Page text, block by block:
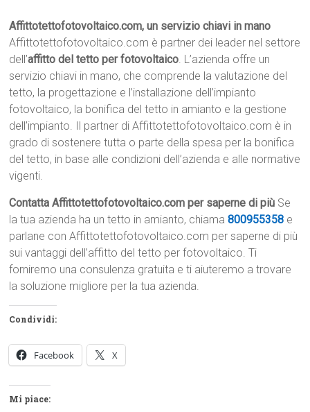
Affittotettofotovoltaico.com, un servizio chiavi in mano
Affittotettofotovoltaico.com è partner dei leader nel settore
dell’affitto del tetto per fotovoltaico. L’azienda offre un
servizio chiavi in mano, che comprende la valutazione del
tetto, la progettazione e l’installazione dell’impianto
fotovoltaico, la bonifica del tetto in amianto e la gestione
dell’impianto. Il partner di Affittotettofotovoltaico.com è in
grado di sostenere tutta o parte della spesa per la bonifica
del tetto, in base alle condizioni dell’azienda e alle normative
vigenti.
Contatta Affittotettofotovoltaico.com per saperne di più Se
la tua azienda ha un tetto in amianto, chiama800955358 e
parlane con Affittotettofotovoltaico.com per saperne di più
sui vantaggi dell’affitto del tetto per fotovoltaico. Ti
forniremo una consulenza gratuita e ti aiuteremo a trovare
la soluzione migliore per la tua azienda.
Condividi:
Facebook X
Mi piace: